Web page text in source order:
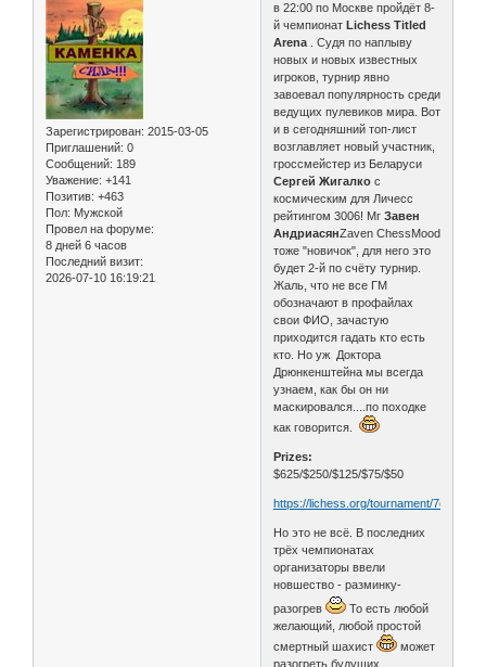
Зарегистрирован: 2015-03-05
Приглашений: 0
Сообщений: 189
Уважение: +141
Позитив: +463
Пол: Мужской
Провел на форуме:
8 дней 6 часов
Последний визит:
2026-07-10 16:19:21
в 22:00 по Москве пройдёт 8-
й чемпионат Lichess Titled
Arena
. Судя по наплыву
новых и новых известных
игроков, турнир явно
завоевал популярность среди
ведущих пулевиков мира. Вот
и в сегодняшний топ-лист
возглавляет новый участник,
гроссмейстер из Беларуси
Сергей Жигалко с
космическим для Личесс
рейтингом 3006! МгЗавен
АндриасянZaven ChessMood
тоже "новичок", для него это
будет 2-й по счёту турнир.
Жаль, что не все ГМ
обозначают в профайлах
свои ФИО, зачастую
приходится гадать кто есть
кто. Но уж Доктора
Дрюнкенштейна мы всегда
узнаем, как бы он ни
маскировался....по походке
как говорится.
Prizes:
$625/$250/$125/$75/$50
https://lichess.org/tournament/7cFYtxgA
Но это не всё. В последних
трёх чемпионатах
организаторы ввели
новшество - разминку-
разогрев
То есть любой
желающий, любой простой
смертный шахист
может
разогреть будущих